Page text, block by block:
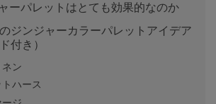
ーパレットはとても効果的なのか
ジンジャーカラーパレットアイデア
付き）
ン
ハース